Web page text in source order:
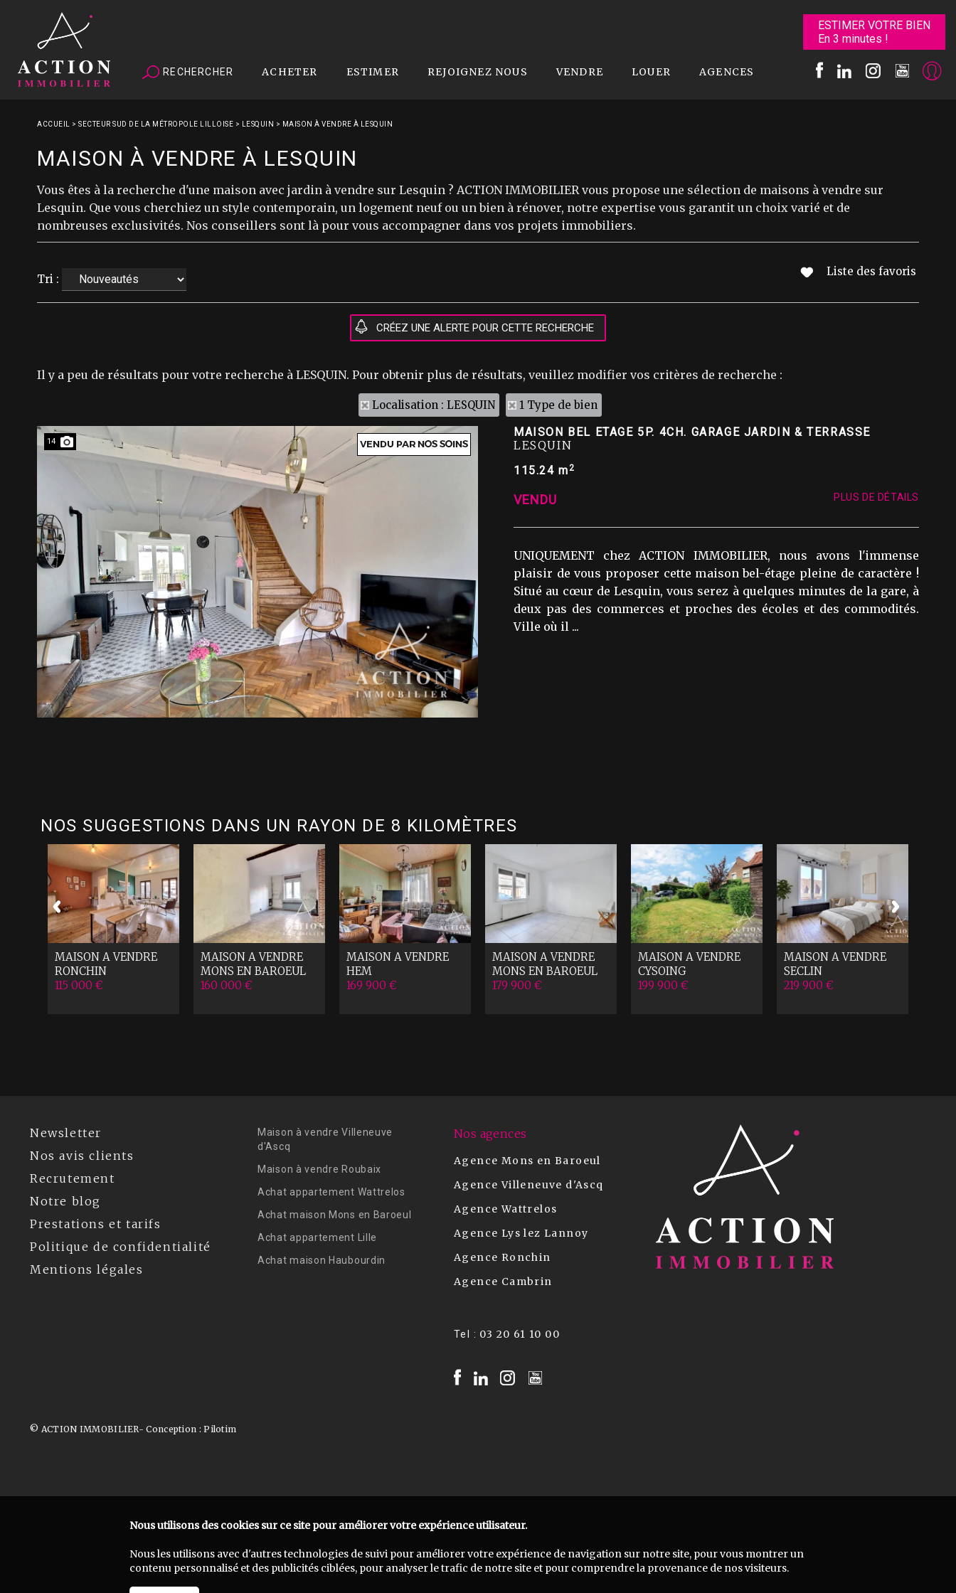
ESTIMER VOTRE BIEN
En 3 minutes !
RECHERCHER ACHETER ESTIMER REJOIGNEZ NOUS VENDRE LOUER AGENCES
ACCUEIL > SECTEUR SUD DE LA MÉTROPOLE LILLOISE > LESQUIN > MAISON À VENDRE À LESQUIN
MAISON À VENDRE À LESQUIN
Vous êtes à la recherche d'une maison avec jardin à vendre sur Lesquin ? ACTION IMMOBILIER vous propose une sélection de maisons à vendre sur
Lesquin. Que vous cherchiez un style contemporain, un logement neuf ou un bien à rénover, notre expertise vous garantit un choix varié et de
nombreuses exclusivités. Nos conseillers sont là pour vous accompagner dans vos projets immobiliers.
Tri :
Liste des favoris
Il y a peu de résultats pour votre recherche à LESQUIN. Pour obtenir plus de résultats, veuillez modifier vos critères de recherche :
Localisation : LESQUIN 1 Type de bien
14
MAISON BEL ETAGE 5P. 4CH. GARAGE JARDIN & TERRASSE
LESQUIN
115.24 m2
VENDU
UNIQUEMENT chez ACTION IMMOBILIER, nous avons l'immense
plaisir de vous proposer cette maison bel-étage pleine de caractère !
Situé au cœur de Lesquin, vous serez à quelques minutes de la gare, à
deux pas des commerces et proches des écoles et des commodités.
Ville où il ...
PLUS DE DÉTAILS
NOS SUGGESTIONS DANS UN RAYON DE 8 KILOMÈTRES
MAISON A VENDRE
RONCHIN
115 000 €
MAISON A VENDRE
MONS EN BAROEUL
160 000 €
MAISON A VENDRE
HEM
169 900 €
MAISON A VENDRE
MONS EN BAROEUL
179 900 €
MAISON A VENDRE
CYSOING
199 900 €
MAISON A VENDRE
SECLIN
219 900 €
Newsletter
Nos avis clients
Recrutement
Notre blog
Prestations et tarifs
Politique de confidentialité
Mentions légales
Maison à vendre Villeneuve
d'Ascq
Maison à vendre Roubaix
Achat appartement Wattrelos
Achat maison Mons en Baroeul
Achat appartement Lille
Achat maison Haubourdin
Nos agences
Agence Mons en Baroeul
Agence Villeneuve d'Ascq
Agence Wattrelos
Agence Lys lez Lannoy
Agence Ronchin
Agence Cambrin
Tel : 03 20 61 10 00
© ACTION IMMOBILIER- Conception :Pilotim
Nous utilisons des cookies sur ce site pour améliorer votre expérience utilisateur.
Nous les utilisons avec d'autres technologies de suivi pour améliorer votre expérience de navigation sur notre site, pour vous montrer un
contenu personnalisé et des publicités ciblées, pour analyser le trafic de notre site et pour comprendre la provenance de nos visiteurs.